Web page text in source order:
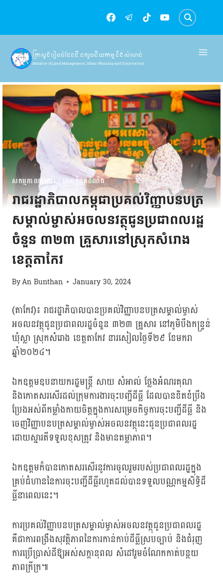
content
ក្រសួងរៀបចំដែនដី នគរូបនីយកម្ម និងសំណង់
Ministry of Land Management, Urban Planning and Construction
សកម្មភាពការងារ | សេចក្តីជូនដំណឹង
រាជរដ្ឋាភិបាលកម្ពុជាប្រគល់វិញ្ញាបនបត្រ
សម្គាល់ម្ចាស់អចលនវត្ថុជូនប្រជាពលរដ្ឋ
ចំនួន ៣២៣ គ្រួសារនៅស្រុកសំរោង
ខេត្តតាកែវ
ByAn Bunthan January 30, 2024
(តាកែវ)៖ រាជរដ្ឋាភិបាលបានប្រគល់វិញ្ញាបនបត្រសម្គាល់ម្ចាស់
អចលនវត្ថុជូនប្រជាពលរដ្ឋចំនួន ៣២៣ គ្រួសារ នៅភូមិបឹងកន្ទ្រន់
ឃុំស្លា ស្រុកសំរោង ខេត្តតាកែវ នារសៀលថ្ងៃទី២៩ ខែមករា
ឆ្នាំ២០២៤។
ឯកឧត្តមឧបនាយករដ្ឋមន្ត្រី សាយ សំអាល់ ថ្លែងអំណរគុណ
និងកោតសរសើរដល់ក្រុមការងារចុះបញ្ជីដីធ្លី ដែលបានខិតខំប្រឹង
ប្រែងអស់ពីកម្លាំងកាយចិត្តក្នុងការសម្រេចកិច្ចការចុះបញ្ជីដីធ្លី និង
ចេញវិញ្ញាបនបត្រសម្គាល់ម្ចាស់អចលនវត្ថុនេះជូនប្រជាពលរដ្ឋ
ដោយស្មារតីទទួលខុសត្រូវ និងមានតម្លាភាព។
ឯកឧត្តមក៏បានកោតសរសើរនូវការចូលរួមរបស់ប្រជាពលរដ្ឋក្នុង
គ្រប់ជំហាននៃការចុះបញ្ជីដីធ្លីរហូតដល់បានទទួលបណ្ណកម្មសិទ្ធិដី
ធ្លីនាពេលនេះ។
ការប្រគល់វិញ្ញាបនបត្រសម្គាល់ម្ចាស់អចលនវត្ថុជូនប្រជាពលរដ្ឋ
គឺជាការពង្រឹងសុវត្ថិភាពនៃការកាន់កាប់ដីធ្លីស្របច្បាប់ និងជំរុញ
ការប្រើប្រាស់ដីឱ្យអស់សក្តានុពល សំដៅរួមចំណែកកាត់បន្ថយ
ភាពក្រីក្រ៕